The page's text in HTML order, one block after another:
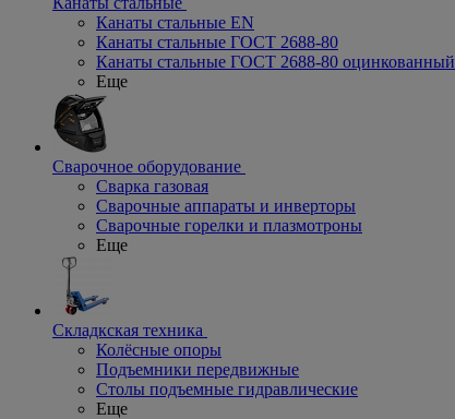
Канаты стальные EN
Канаты стальные ГОСТ 2688-80
Канаты стальные ГОСТ 2688-80 оцинкованный
Еще
Сварочное оборудование
Сварка газовая
Сварочные аппараты и инверторы
Сварочные горелки и плазмотроны
Еще
Складкская техника
Колёсные опоры
Подъемники передвижные
Столы подъемные гидравлические
Еще